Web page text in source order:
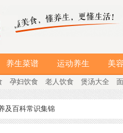
养生菜谱 运动养生 美
孕妇饮食 老人饮食 煲汤大全
及百科常识集锦